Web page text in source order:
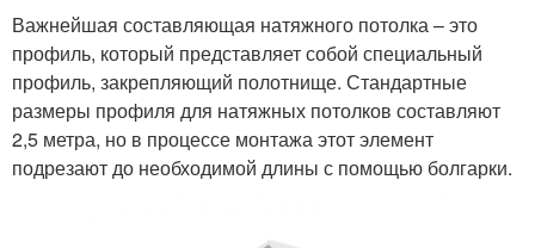
Важнейшая составляющая натяжного потолка – это
профиль, который представляет собой специальный
профиль, закрепляющий полотнище. Стандартные
размеры профиля для натяжных потолков составляют
2,5 метра, но в процессе монтажа этот элемент
подрезают до необходимой длины с помощью болгарки.